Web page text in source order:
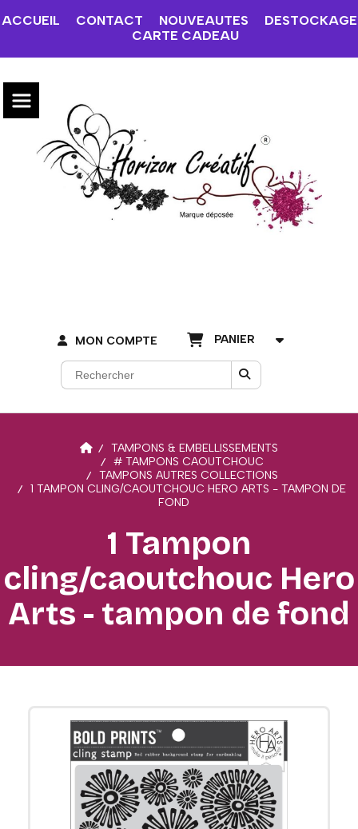
ACCUEIL CONTACT NOUVEAUTES
DESTOCKAGE
CARTE CADEAU
MON COMPTE PANIER
TAMPONS & EMBELLISSEMENTS
# TAMPONS CAOUTCHOUC
TAMPONS AUTRES COLLECTIONS
1 TAMPON CLING/CAOUTCHOUC HERO ARTS - TAMPON DE
FOND
1 Tampon
cling/caoutchouc Hero
Arts - tampon de fond